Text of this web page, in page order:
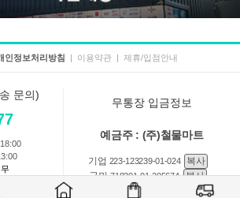
인정보처리방침 | 이용약관 | 제휴/입점안내
문의)
무통장 입금정보
예금주 : (주)철물마트
기업 223-123239-01-024
복사
국민718201-01-205674
복사
301-0168-3882-11 복사